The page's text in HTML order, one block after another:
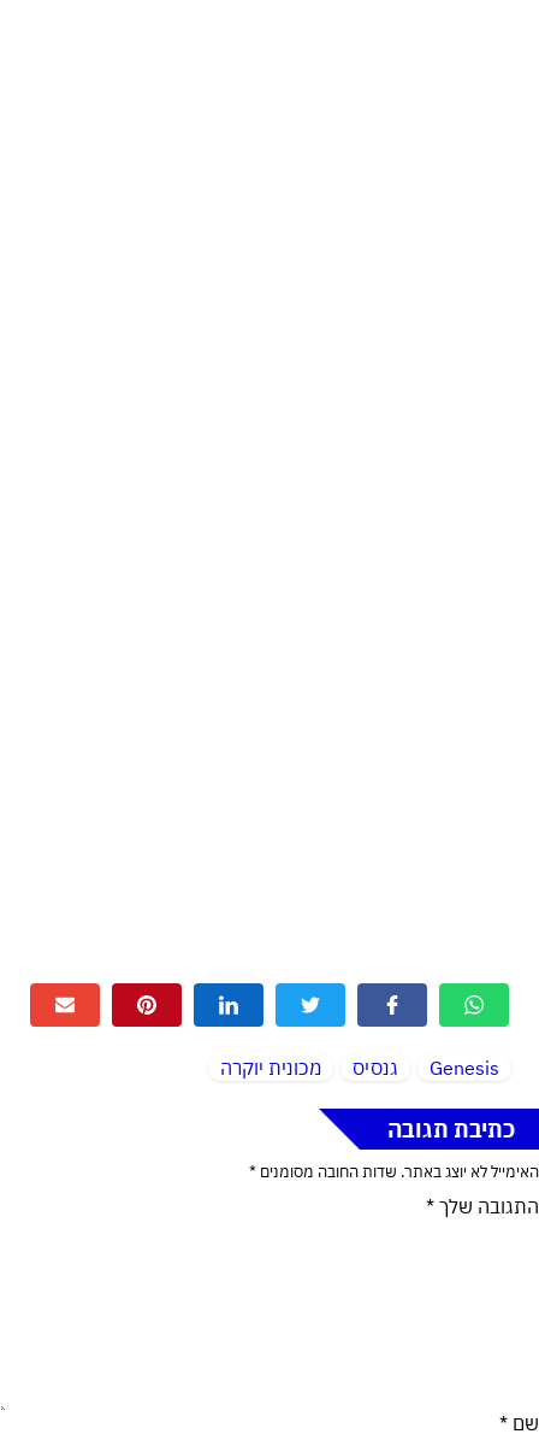
Genesis גנסיס מכונית יוקרה
כתיבת תגובה
האימייל לא יוצג באתר. שדות החובה מסומנים *
התגובה שלך *
שם *